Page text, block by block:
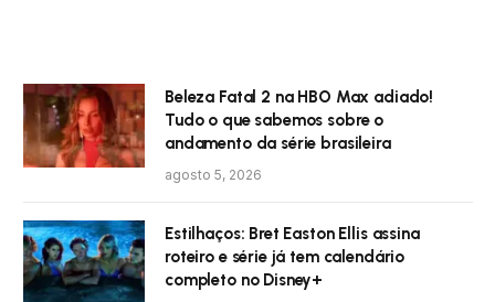
Beleza Fatal 2 na HBO Max adiado!
Tudo o que sabemos sobre o
andamento da série brasileira
agosto 5, 2026
Estilhaços: Bret Easton Ellis assina
roteiro e série já tem calendário
completo no Disney+